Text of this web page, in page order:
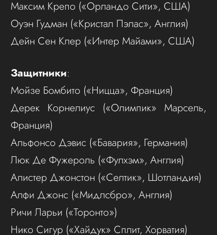
Максим Крепо («Орландо Сити», США)
Оуэн Гудман («Кристал Пэлас», Англия)
Дейн Сен Клер («Интер Майами», США)
Защитники:
Мойзе Бомбито («Ницца», Франция)
Дерек Корнелиус («Олимпик» Марсель,
Франция)
Альфонсо Дэвис («Бавария», Германия)
Люк Де Фужероль («Фулхэм», Англия)
Алистер Джонстон («Селтик», Шотландия)
Алфи Джонс («Мидлсбро», Англия)
Ричи Ларьи («Торонто»)
Нико Сигур («Хайдук» Сплит, Хорватия)